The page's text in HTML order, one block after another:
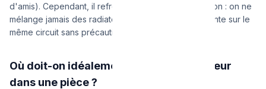
d'amis). Cependant, il refroidit aussi très vite. Attention : on ne
mélange jamais des radiateurs en aluminium et en fonte sur le
même circuit sans précaution (risque de corrosion).
Où doit-on idéalement placer un radiateur
dans une pièce ?